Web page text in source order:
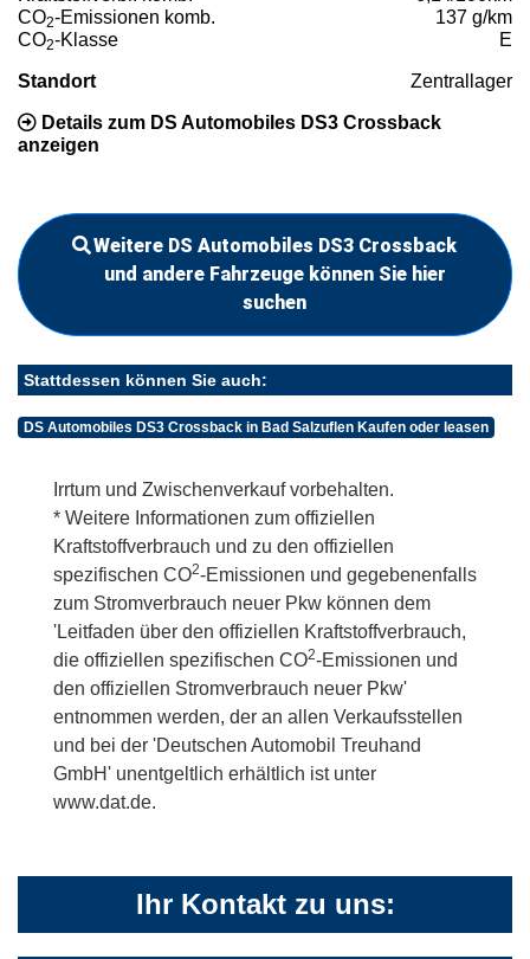
CO2-Emissionen komb.
137 g/km
CO2-Klasse E
Standort Zentrallager
Details zum DS Automobiles DS3 Crossback
anzeigen
Weitere DS Automobiles DS3 Crossback
und andere Fahrzeuge können Sie hier
suchen
Stattdessen können Sie auch:
DS Automobiles DS3 Crossback in Bad Salzuflen Kaufen oder leasen
Irrtum und Zwischenverkauf vorbehalten.
* Weitere Informationen zum offiziellen
Kraftstoffverbrauch und zu den offiziellen
spezifischen CO2-Emissionen und gegebenenfalls
zum Stromverbrauch neuer Pkw können dem
'Leitfaden über den offiziellen Kraftstoffverbrauch,
die offiziellen spezifischen CO2-Emissionen und
den offiziellen Stromverbrauch neuer Pkw'
entnommen werden, der an allen Verkaufsstellen
und bei der 'Deutschen Automobil Treuhand
GmbH' unentgeltlich erhältlich ist unter
www.dat.de.
Ihr Kontakt zu uns: